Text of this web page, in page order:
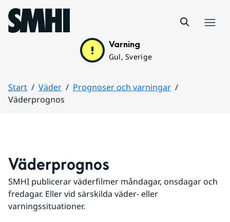
Hoppa till sidans innehåll
Varning
Gul, Sverige
Start Väder
Prognoser och varningar
Väderprognos
Väderprognos
SMHI publicerar väderfilmer måndagar, onsdagar och
fredagar. Eller vid särskilda väder- eller
varningssituationer.